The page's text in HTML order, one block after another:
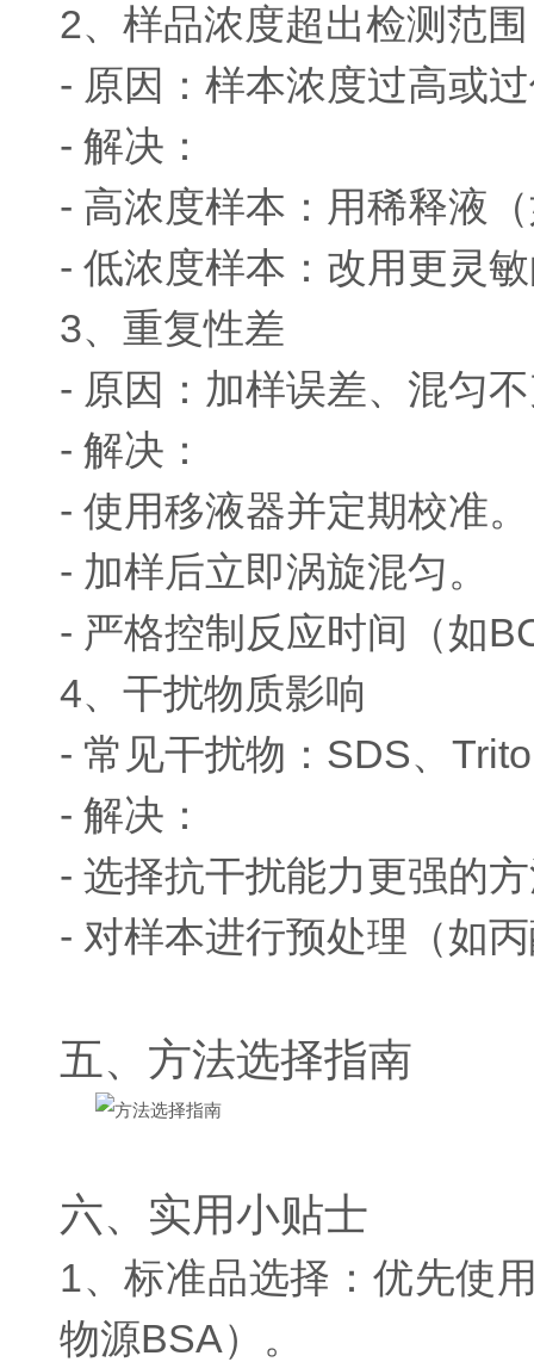
2、样品浓度超出检测范围
- 原因：样本浓度过高或
- 解决：
- 高浓度样本：用稀释液
- 低浓度样本：改用更灵
3、重复性差
- 原因：加样误差、混匀
- 解决：
- 使用移液器并定期校准。
- 加样后立即涡旋混匀。
- 严格控制反应时间（如
4、干扰物质影响
- 常见干扰物：SDS、
- 解决：
- 选择抗干扰能力更强的
- 对样本进行预处理（如
五、方法选择指南
六、实用小贴士
1、标准品选择：优先使
物源BSA）。